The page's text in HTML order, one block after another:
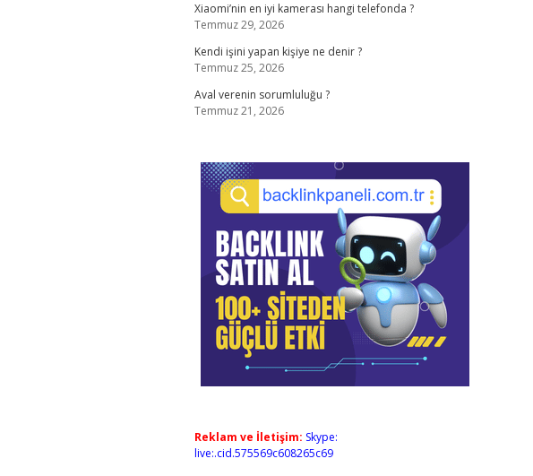
Xiaomi’nin en iyi kamerası hangi telefonda ?
Temmuz 29, 2026
Kendi işini yapan kişiye ne denir ?
Temmuz 25, 2026
Aval verenin sorumluluğu ?
Temmuz 21, 2026
Reklam ve İletişim: Skype:
live:.cid.575569c608265c69